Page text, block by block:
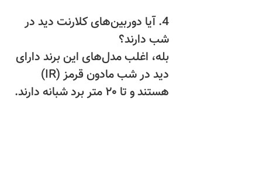
4. آیا دوربین‌های کلارنت دید در
شب دارند؟
بله، اغلب مدل‌های این برند دارای
دید در شب مادون قرمز (IR)
هستند و تا ۲۰ متر برد شبانه دارند.